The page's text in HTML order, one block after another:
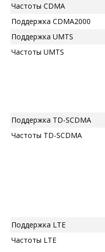
Частоты CDMA
Поддержка CDMA2000
Поддержка UMTS
Частоты UMTS
Поддержка TD-SCDMA
Частоты TD-SCDMA
Поддержка LTE
Частоты LTE